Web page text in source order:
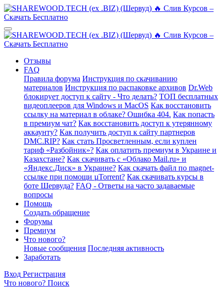
Отзывы
FAQ
Правила форума Инструкция по скачиванию
материалов Инструкция по распаковке архивов Dr.Web
блокирует доступ к сайту - Что делать? ТОП бесплатных
видеоплееров для Windows и MacOS Как восстановить
ссылку на материал в облаке? Ошибка 404. Как попасть
в премиум чат? Как восстановить доступ к утерянному
аккаунту? Как получить доступ к сайту партнеров
DMC.RIP? Как стать Просветленным, если куплен
тариф «Разбойник»? Как оплатить премиум в Украине и
Казахстане? Как скачивать с «Облако Mail.ru» и
«Яндекс.Диск» в Украине? Как скачать файл по magnet-
ссылке при помощи µTorrent? Как скачивать курсы в
боте Шервуда? FAQ - Ответы на часто задаваемые
вопросы
Помощь
Создать обращение
Форумы
Премиум
Что нового?
Новые сообщения Последняя активность
Заработать
Вход Регистрация
Что нового? Поиск